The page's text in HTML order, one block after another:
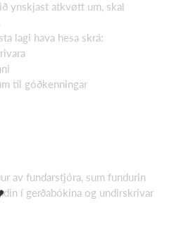
ynskjast atkvøtt um, skal
lagi hava hesa skrá:
til góðkenningar
av fundarstjóra, sum fundurin
í gerðabókina og undirskrivar